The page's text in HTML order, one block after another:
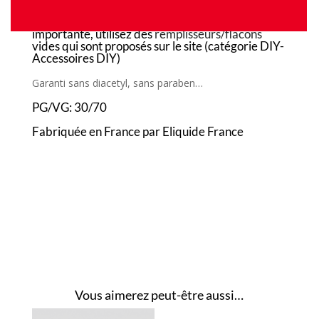
importante, utilisez desremplisseurs/flacons
vides qui sont proposés sur le site (catégorie DIY-
Accessoires DIY)
Garanti sans diacetyl, sans paraben…
PG/VG: 30/70
Fabriquée en France par Eliquide France
Vous aimerez peut-être aussi…